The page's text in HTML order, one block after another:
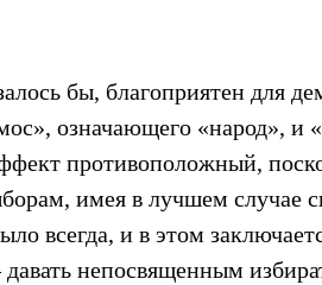
бы, благоприятен для
означающего «народ», и
противоположный,
имея в лучшем случае
всегда, и в этом
непосвященным